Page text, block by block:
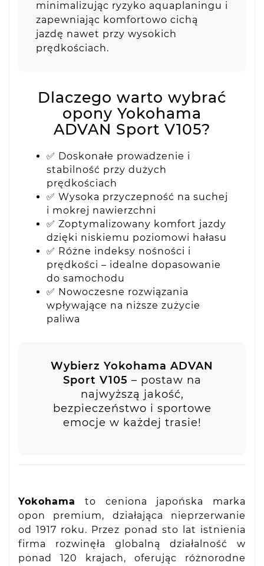
minimalizując ryzyko aquaplaningu i
zapewniając komfortowo cichą
jazdę nawet przy wysokich
prędkościach.
Dlaczego warto wybrać
opony Yokohama
ADVAN Sport V105?
✅ Doskonałe prowadzenie i
stabilność przy dużych
prędkościach
✅ Wysoka przyczepność na suchej
i mokrej nawierzchni
✅ Zoptymalizowany komfort jazdy
dzięki niskiemu poziomowi hałasu
✅ Różne indeksy nośności i
prędkości – idealne dopasowanie
do samochodu
✅ Nowoczesne rozwiązania
wpływające na niższe zużycie
paliwa
Wybierz Yokohama ADVAN
Sport V105 – postaw na
najwyższą jakość,
bezpieczeństwo i sportowe
emocje w każdej trasie!
Yokohama
to ceniona japońska marka
opon premium, działająca nieprzerwanie
od 1917 roku. Przez ponad sto lat istnienia
firma rozwinęła globalną działalność w
ponad 120 krajach, oferując różnorodne